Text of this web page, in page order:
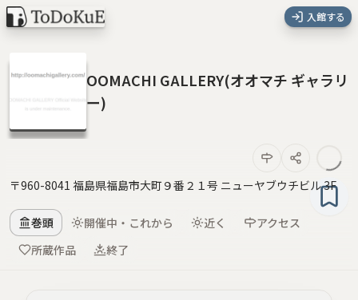
入館する
OOMACHI GALLERY(オオマチ ギャラリ
ー)
〒960-8041 福島県福島市大町９番２１号 ニューヤブウチビル 3F
巻頭 開催中・これから 近く
アクセス
所蔵作品
終了